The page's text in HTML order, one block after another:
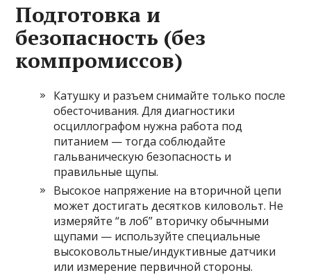
Подготовка и
безопасность (без
компромиссов)
Катушку и разъем снимайте только после
обесточивания. Для диагностики
осциллографом нужна работа под
питанием — тогда соблюдайте
гальваническую безопасность и
правильные щупы.
Высокое напряжение на вторичной цепи
может достигать десятков киловольт. Не
измеряйте “в лоб” вторичку обычными
щупами — используйте специальные
высоковольтные/индуктивные датчики
или измерение первичной стороны.